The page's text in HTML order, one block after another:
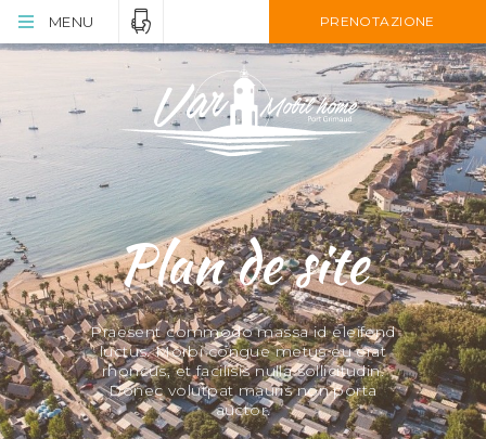
MENU PRENOTAZIONE
Plan de site
Praesent commodo massa id eleifend
luctus. Morbi congue metus eu erat
rhoncus, et facilisis nulla sollicitudin.
Donec volutpat mauris non porta
auctor.